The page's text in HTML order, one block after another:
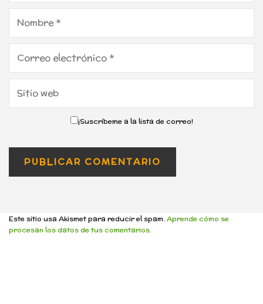
¡Suscríbeme a la lista de correo!
Este sitio usa Akismet para reducir el spam.Aprende cómo se
procesan los datos de tus comentarios.